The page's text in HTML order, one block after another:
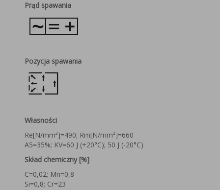
Prąd spawania
Pozycja spawania
Własności
Re[N/mm²]=490; Rm[N/mm²]=660
A5=35%; KV=60 J (+20°C); 50 J (-20°C)
Skład chemiczny [%]
C=0,02; Mn=0,8
Si=0,8; Cr=23